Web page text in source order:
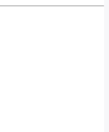
ราคาถู
มีค่านาย
บจ้าง
ที่ดิน